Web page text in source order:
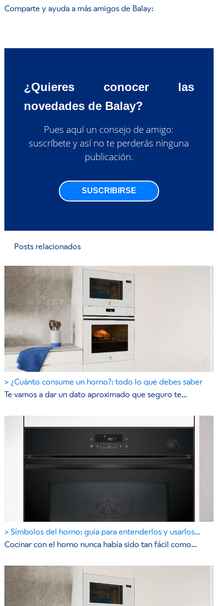
Comparte y ayuda a más amigos de Balay:
¿Quieres conocer las
novedades de Balay?
Pues aquí un consejo de amigo:
suscríbete y así no te perderás ninguna
publicación.
SUSCRIBIRSE
Posts relacionados
¿Cuánto consume un horno?: todo lo que debes saber
Te vamos a dar un dato aproximado que seguro te…
Símbolos del horno: guía para entenderlos y usarlos…
Cocinar con el horno nunca había sido tan fácil como…